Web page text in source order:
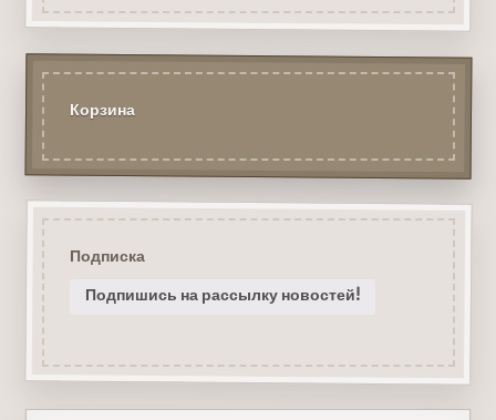
Корзина
Подписка
Подпишись на рассылку новостей!